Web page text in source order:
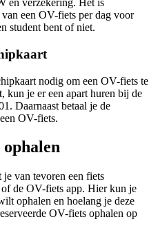
en verzekering. Het is
een OV-fiets per dag voor
student bent of niet.
nodig om een OV-fiets te
kun je er een apart huren bij de
Daarnaast betaal je de
OV-fiets.
van tevoren een fiets
de OV-fiets app. Hier kun je
ophalen en hoelang je deze
OV-fiets ophalen op